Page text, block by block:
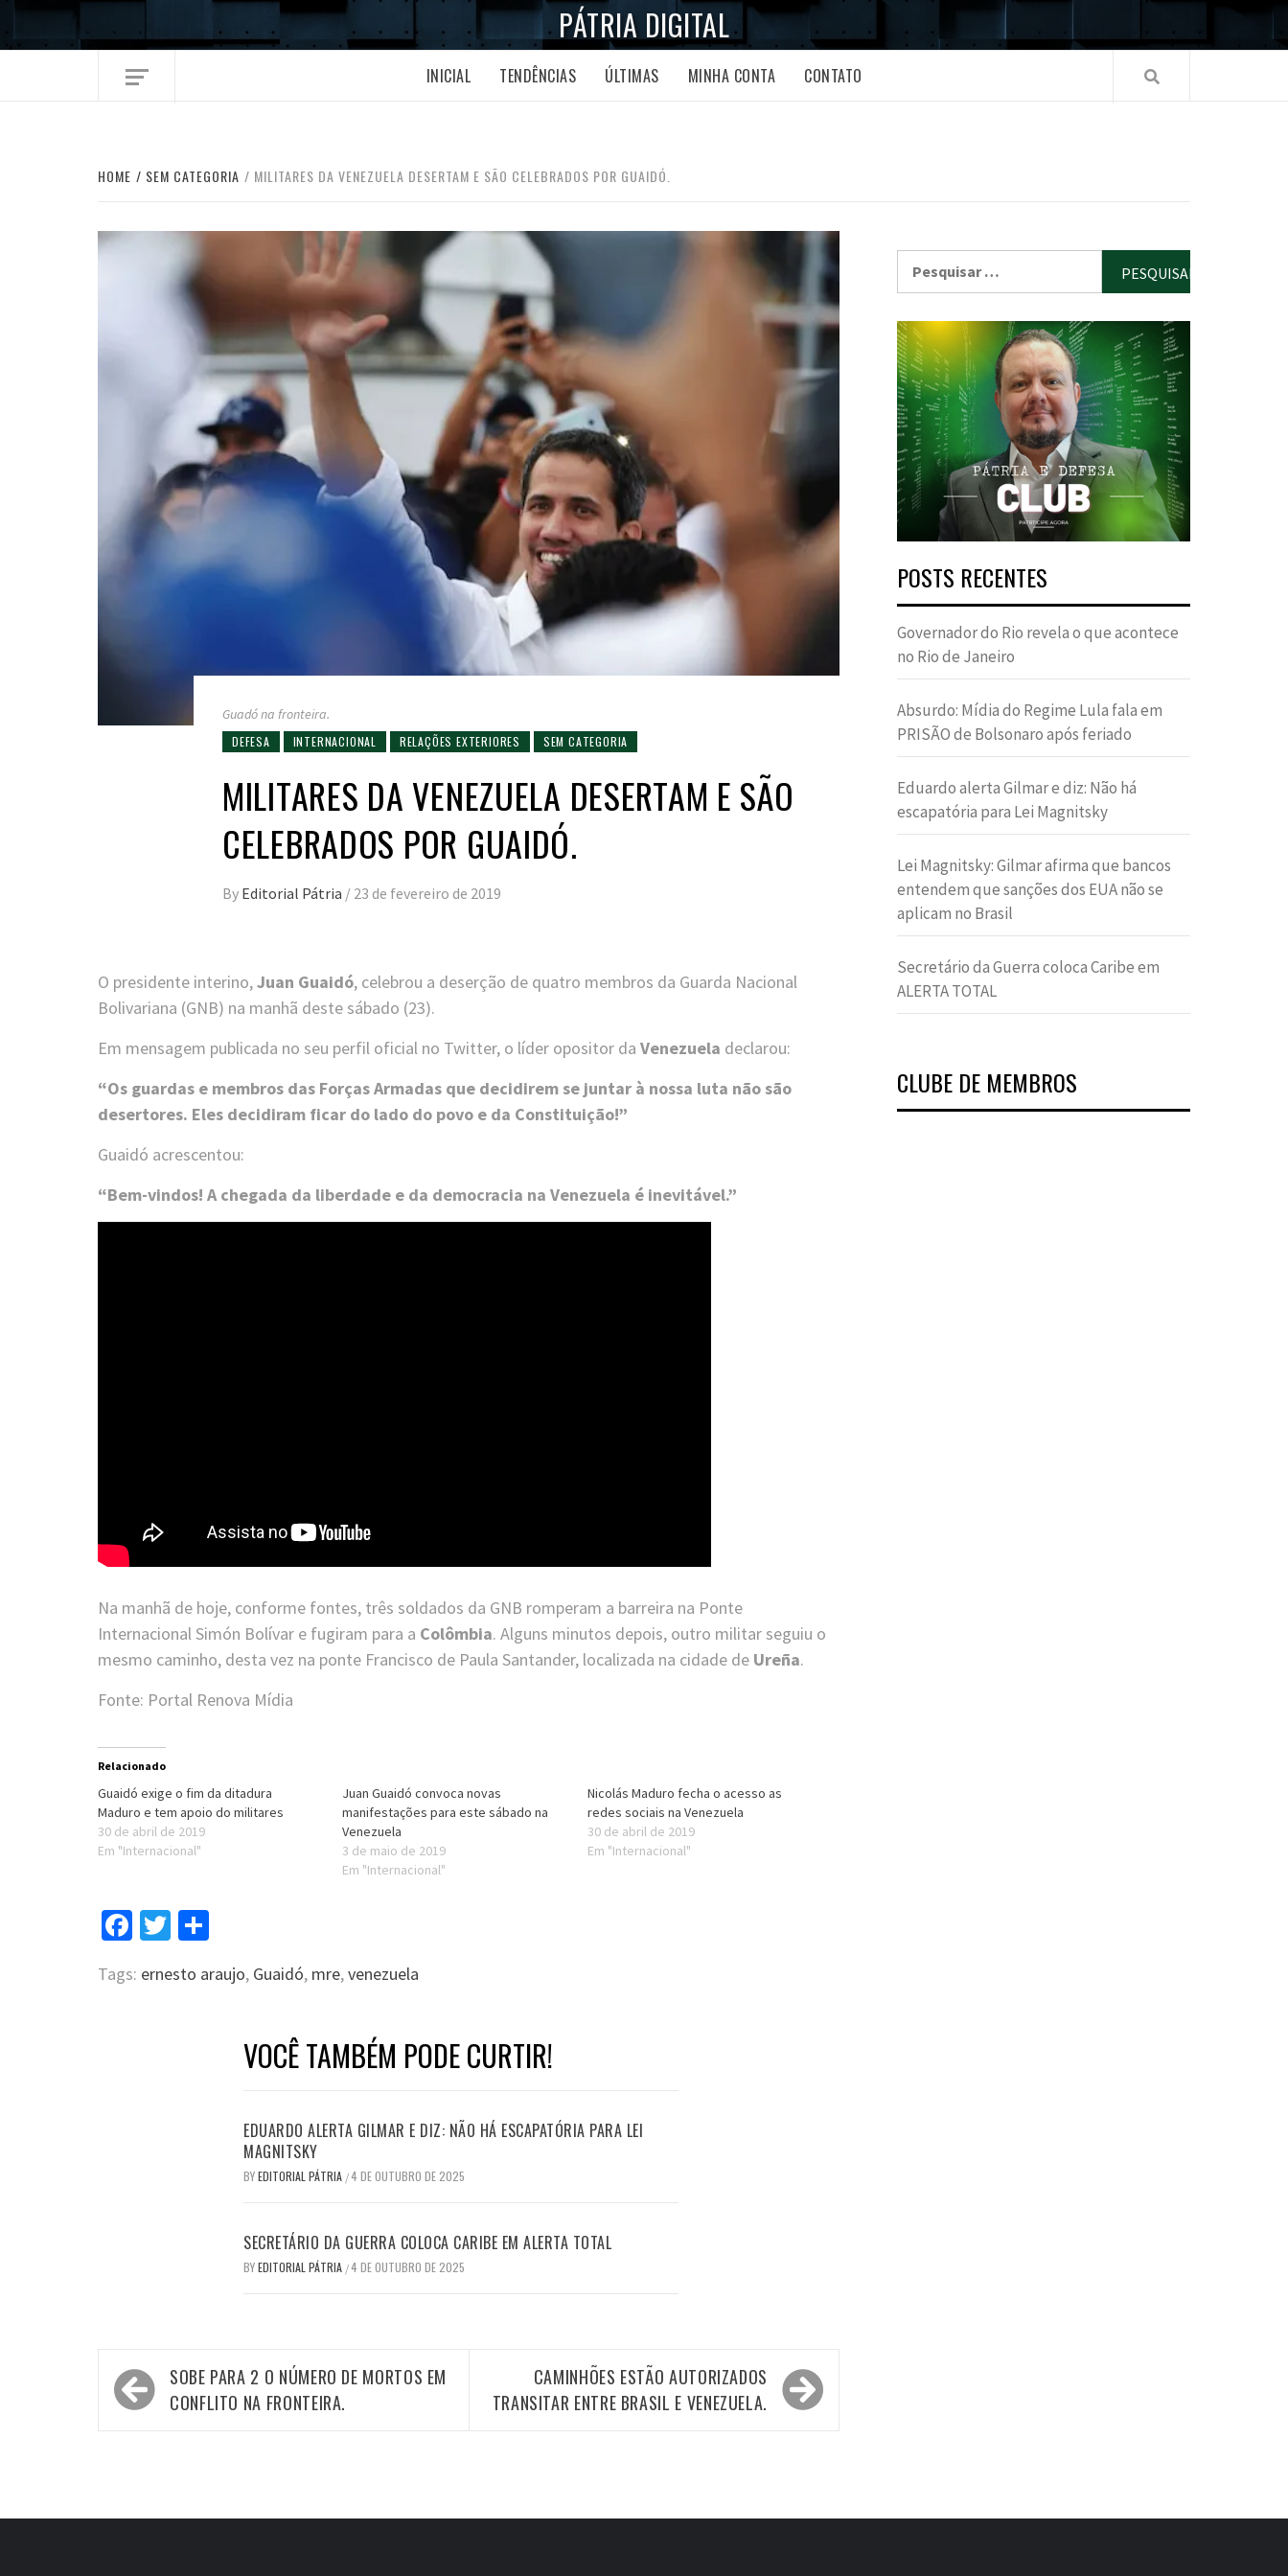
PÁTRIA DIGITAL
INICIAL TENDÊNCIAS ÚLTIMAS MINHA CONTA CONTATO
HOME SEM CATEGORIA MILITARES DA VENEZUELA DESERTAM E SÃO CELEBRADOS POR GUAIDÓ.
Guadó na fronteira.
DEFESA INTERNACIONAL RELAÇÕES EXTERIORES SEM CATEGORIA
MILITARES DA VENEZUELA DESERTAM E SÃO
CELEBRADOS POR GUAIDÓ.
By Editorial Pátria / 23 de fevereiro de 2019
O presidente interino,Juan Guaidó, celebrou a deserção de quatro membros da Guarda Nacional
Bolivariana (GNB) na manhã deste sábado (23).
Em mensagem publicada no seu perfil oficial no Twitter, o líder opositor da Venezuela declarou:
“Os guardas e membros das Forças Armadas que decidirem se juntar à nossa luta não são
desertores. Eles decidiram ficar do lado do povo e da Constituição!”
Guaidó acrescentou:
“Bem-vindos! A chegada da liberdade e da democracia na Venezuela é inevitável.”
Na manhã de hoje, conforme fontes, três soldados da GNB romperam a barreira na Ponte
Internacional Simón Bolívar e fugiram para a Colômbia. Alguns minutos depois, outro militar seguiu o
mesmo caminho, desta vez na ponte Francisco de Paula Santander, localizada na cidade de Ureña.
Fonte: Portal Renova Mídia
Relacionado
Guaidó exige o fim da ditadura
Maduro e tem apoio do militares
30 de abril de 2019
Em "Internacional"
Juan Guaidó convoca novas
manifestações para este sábado na
Venezuela
3 de maio de 2019
Em "Internacional"
Nicolás Maduro fecha o acesso as
redes sociais na Venezuela
30 de abril de 2019
Em "Internacional"
Facebook
Twitter
Tags: ernesto araujo, Guaidó, mre,venezuela
VOCÊ TAMBÉM PODE CURTIR!
EDUARDO ALERTA GILMAR E DIZ: NÃO HÁ ESCAPATÓRIA PARA LEI
MAGNITSKY
BYEDITORIAL PÁTRIA /4 DE OUTUBRO DE 2025
SECRETÁRIO DA GUERRA COLOCA CARIBE EM ALERTA TOTAL
BYEDITORIAL PÁTRIA /4 DE OUTUBRO DE 2025
Navegação
de
SOBE PARA 2 O NÚMERO DE MORTOS EM
CONFLITO NA FRONTEIRA.
CAMINHÕES ESTÃO AUTORIZADOS
TRANSITAR ENTRE BRASIL E VENEZUELA.
POSTS RECENTES
Governador do Rio revela o que acontece
no Rio de Janeiro
Absurdo: Mídia do Regime Lula fala em
PRISÃO de Bolsonaro após feriado
Eduardo alerta Gilmar e diz: Não há
escapatória para Lei Magnitsky
Lei Magnitsky: Gilmar afirma que bancos
entendem que sanções dos EUA não se
aplicam no Brasil
Secretário da Guerra coloca Caribe em
ALERTA TOTAL
CLUBE DE MEMBROS